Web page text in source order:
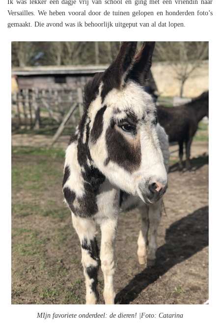
Ik was lekker een dagje vrij van school en ging met een vriendin naar
Versailles. We heben vooral door de tuinen gelopen en honderden foto’s
gemaakt. Die avond was ik behoorlijk uitgeput van al dat lopen.
MIjn favoriete onderdeel: de dieren! |Foto: Catarina